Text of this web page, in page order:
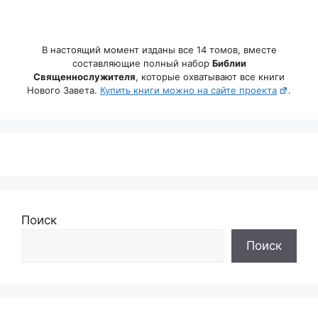
В настоящий момент изданы все 14 томов, вместе
составляющие полный набор Библии
Священнослужителя, которые охватывают все книги
Нового Завета. Купить книги можно на сайте проекта .
Поиск
Поиск